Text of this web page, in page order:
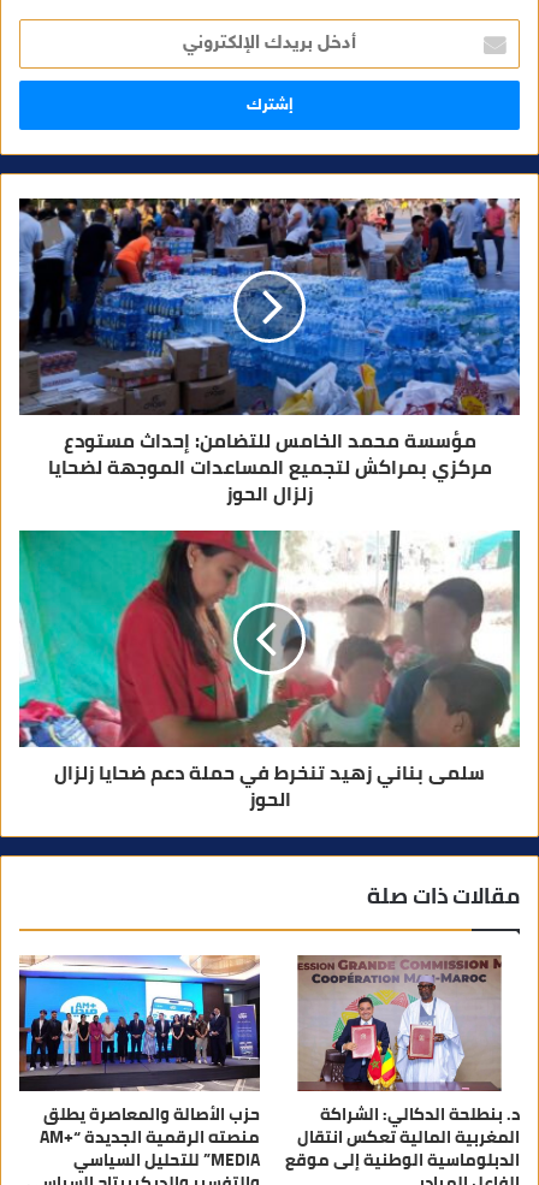
خ
ل
ر
ا
ل
إ
ت
ر
و
ن
ي
مؤسسة محمد الخامس للتضامن: إحداث مستودع
مركزي بمراكش لتجميع المساعدات الموجهة لضحايا
زلزال الحوز
سلمى بناني زهيد تنخرط في حملة دعم ضحايا زلزال
الحوز
مقالات ذات صلة
د. بنطلحة الدكالي: الشراكة
المغربية المالية تعكس انتقال
الدبلوماسية الوطنية إلى موقع
حزب الأصالة والمعاصرة يطلق
منصته الرقمية الجديدة “AM+
MEDIA” للتحليل السياسي